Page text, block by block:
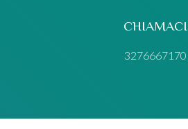
CHIAMACI
3276667170